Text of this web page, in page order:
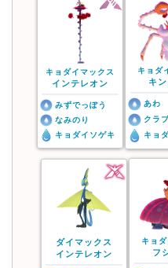
キョダイマックス
インテレオン
みずでっぽう
なみのり
キョダイソゲキ
キョダ
キ
あわ
クラ
キョ
ダイマックス
インテレオン
キョ
フ